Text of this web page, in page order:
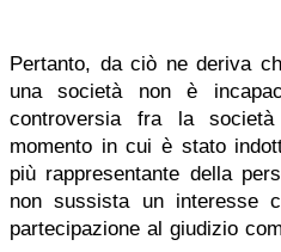
Pertanto, da ciò ne deriva
una società non è
controversia fra la
momento in cui è stato
più rappresentante della
non sussista un interesse
partecipazione al giudizio